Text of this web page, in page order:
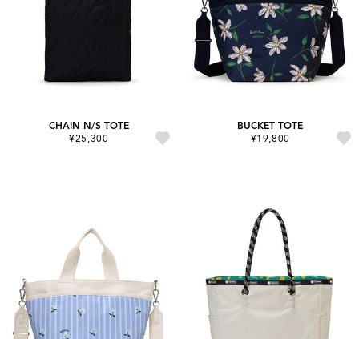
CHAIN N/S TOTE
¥25,300
BUCKET TOTE
¥19,800